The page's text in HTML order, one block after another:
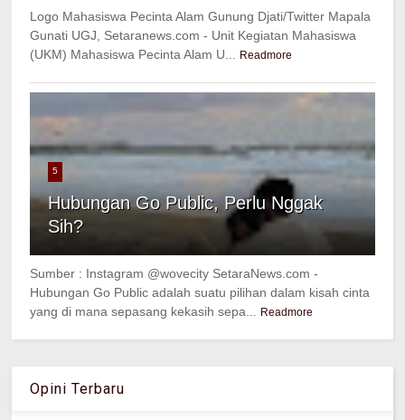
Logo Mahasiswa Pecinta Alam Gunung Djati/Twitter Mapala
Gunati UGJ, Setaranews.com - Unit Kegiatan Mahasiswa
(UKM) Mahasiswa Pecinta Alam U...
Readmore
5
Hubungan Go Public, Perlu Nggak
Sih?
Sumber : Instagram @wovecity SetaraNews.com -
Hubungan Go Public adalah suatu pilihan dalam kisah cinta
yang di mana sepasang kekasih sepa...
Readmore
Opini Terbaru